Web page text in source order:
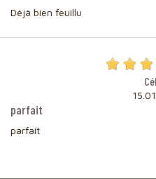
Déjà bien feuillu
parfait
parfait